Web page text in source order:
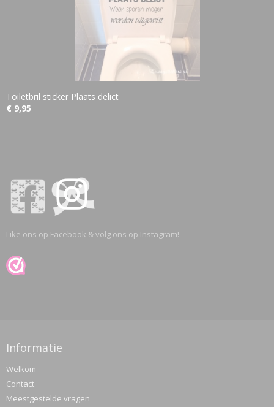
Toiletbril sticker Plaats delict
€ 9,95
Like ons op Facebook & volg ons op Instagram!
Informatie
Welkom
Contact
Meestgestelde vragen